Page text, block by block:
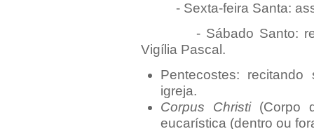
- Sexta-feira Santa:
- Sábado Santo:
Vigília Pascal.
Pentecostes:
igreja.
Corpus Christi(Corpo
eucarística (dentro ou